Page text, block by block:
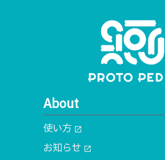
About
使い方 open_in_new
お知らせ open_in_new